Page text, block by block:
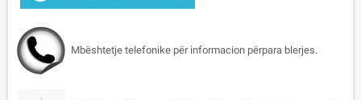
Mbështetje telefonike për informacion përpara blerjes.